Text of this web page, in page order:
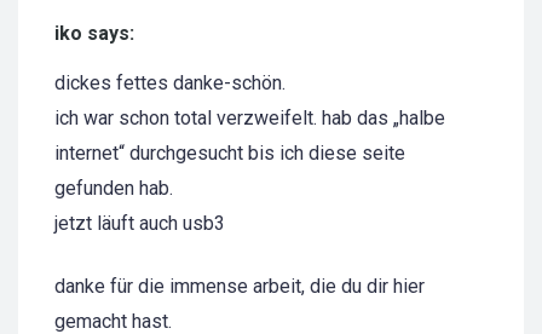
iko says:
dickes fettes danke-schön.
ich war schon total verzweifelt. hab das „halbe
internet“ durchgesucht bis ich diese seite
gefunden hab.
jetzt läuft auch usb3
danke für die immense arbeit, die du dir hier
gemacht hast.